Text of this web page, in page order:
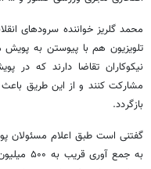
محمد گلریز خواننده سرودهای
تلویزیون هم با پیوستن به
نیکوکاران تقاضا دارند که در
مشارکت کنند و از این طریق
بازگردد.
گفتنی است طبق اعلام مسئولان
به جمعآوری
قریب به